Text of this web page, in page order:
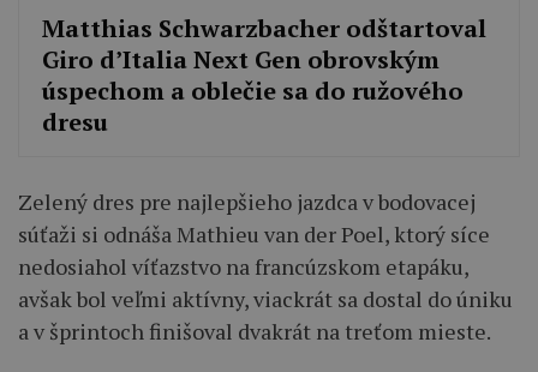
Matthias Schwarzbacher odštartoval
Giro d’Italia Next Gen obrovským
úspechom a oblečie sa do ružového
dresu
Zelený dres pre najlepšieho jazdca v bodovacej
súťaži si odnáša Mathieu van der Poel, ktorý síce
nedosiahol víťazstvo na francúzskom etapáku,
avšak bol veľmi aktívny, viackrát sa dostal do úniku
a v šprintoch finišoval dvakrát na treťom mieste.